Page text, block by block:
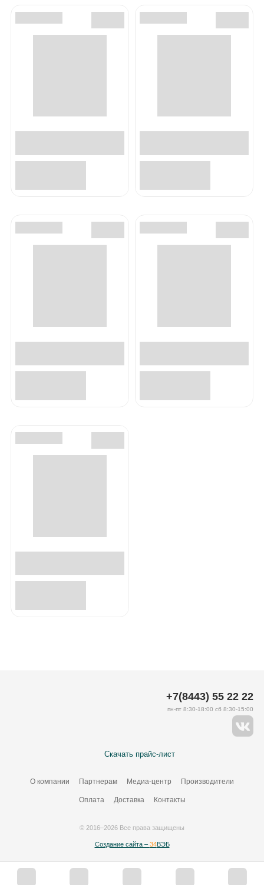
Скачать прайс-лист
О компании Партнерам Медиа-центр Производители
Оплата Доставка Контакты
+7(8443) 55 22 22
пн-пт 8:30-18:00 сб 8:30-15:00
© 2016–2026 Все права защищены
Создание сайта – 34ВЭБ